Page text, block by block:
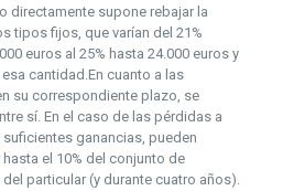
directamente supone rebajar la
tipos fijos, que varían del 21%
euros al 25% hasta 24.000 euros y
cantidad.En cuanto a las
su correspondiente plazo, se
sí. En el caso de las pérdidas a
ganancias, pueden
el 10% del conjunto de
particular (y durante cuatro años).